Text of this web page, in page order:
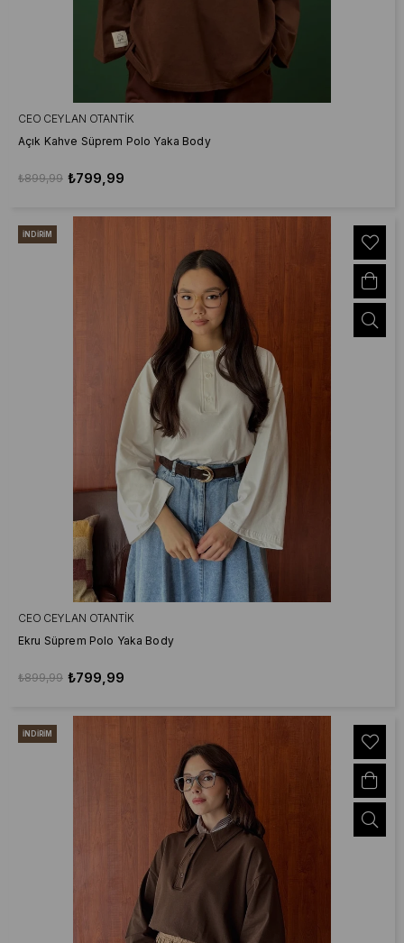
CEO CEYLAN OTANTIK
Açık Kahve Süprem Polo Yaka Body
₺799,99
₺899,99
CEO CEYLAN OTANTIK
Ekru Süprem Polo Yaka Body
₺799,99
₺899,99
İNDIRIM
İNDIRIM